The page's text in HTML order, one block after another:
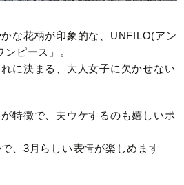
な花柄が印象的な、UNFILO(アン
ピース」。
に決まる、大人女子に欠かせない
特徴で、夫ウケするのも嬉しいポ
、3月らしい表情が楽しめます